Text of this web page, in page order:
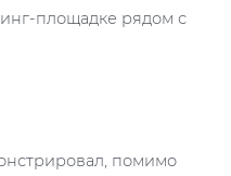
площадке рядом с
помимо